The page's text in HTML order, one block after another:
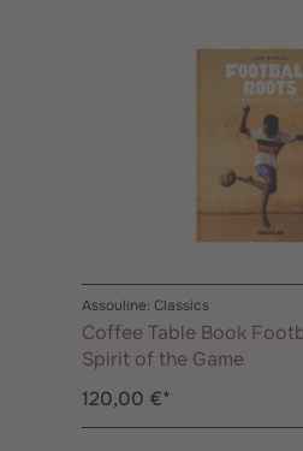
Assouline: Classics
Coffee Table Book
Spirit of the Game
120,00 €*